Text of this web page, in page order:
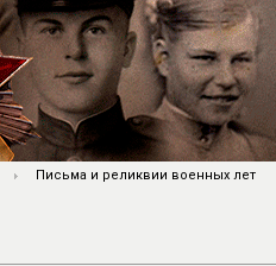
Письма и реликвии военных лет